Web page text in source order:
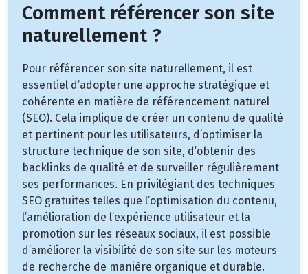
Comment référencer son site
naturellement ?
Pour référencer son site naturellement, il est
essentiel d’adopter une approche stratégique et
cohérente en matière de référencement naturel
(SEO). Cela implique de créer un contenu de qualité
et pertinent pour les utilisateurs, d’optimiser la
structure technique de son site, d’obtenir des
backlinks de qualité et de surveiller régulièrement
ses performances. En privilégiant des techniques
SEO gratuites telles que l’optimisation du contenu,
l’amélioration de l’expérience utilisateur et la
promotion sur les réseaux sociaux, il est possible
d’améliorer la visibilité de son site sur les moteurs
de recherche de manière organique et durable.